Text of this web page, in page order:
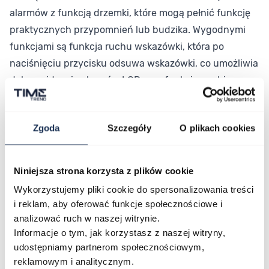
Zgoda Szczegóły O plikach cookies
Niniejsza strona korzysta z plików cookie
Wykorzystujemy pliki cookie do spersonalizowania treści
i reklam, aby oferować funkcje społecznościowe i
analizować ruch w naszej witrynie.
Informacje o tym, jak korzystasz z naszej witryny,
udostępniamy partnerom społecznościowym,
reklamowym i analitycznym.
alarmów z funkcją drzemki, które mogą pełnić funkcję
praktycznych przypomnień lub budzika. Wygodnymi
funkcjami są funkcja ruchu wskazówki, która po
naciśnięciu przycisku odsuwa wskazówki, co umożliwia
dobre widzenie ekranów LCD oraz funkcja zgubionego
telefonu po naciśnięciu guzika pozwala na
Czasomierz wyposażono w precyzyjny mechanizm
kwarcowy zasilany baterią ze wskaźnikiem jej
naładowania Całość przykrywa wytrzymałe szkło
swobodny kontakt z wodą, np. na pływanie.
O marce